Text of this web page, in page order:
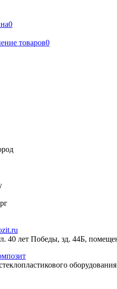
0
товаров0
40 лет Победы, зд. 44Б,
оборудования